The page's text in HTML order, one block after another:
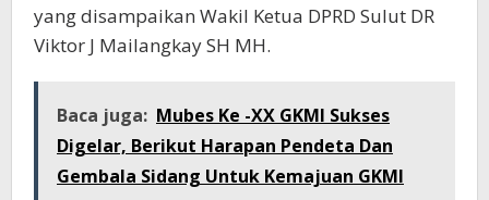
yang disampaikan Wakil Ketua DPRD Sulut DR
Viktor J Mailangkay SH MH.
Baca juga: Mubes Ke -XX GKMI Sukses
Digelar, Berikut Harapan Pendeta Dan
Gembala Sidang Untuk Kemajuan GKMI